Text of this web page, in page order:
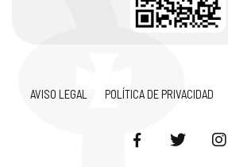
AVISO LEGAL POLÍTICA DE PRIVACIDAD